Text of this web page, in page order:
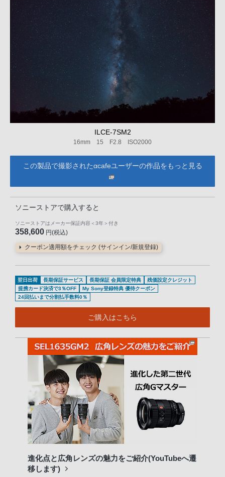
ILCE-7SM2
16mm 15 F2.8 ISO2000
この製品で撮影されたαcafeユーザーの作品をもっと見る
ソニーストアで購入すると
ソニーストアはメーカー保証内容 ＜3年＞ 付き
358,600 円(税込)
クーポン適用額をチェック (サインイン/新規登録)
翌日出荷 長期保証サービス 長期保証 会員限定特典
残価設定クレジット
提携カード決済で3％OFF
My Sony登録特典 優待クーポン
24回払いまで分割払手数料0％
ご購入はこちら
進化点と広角レンズの魅力をご紹介(YouTubeへ遷
移します)